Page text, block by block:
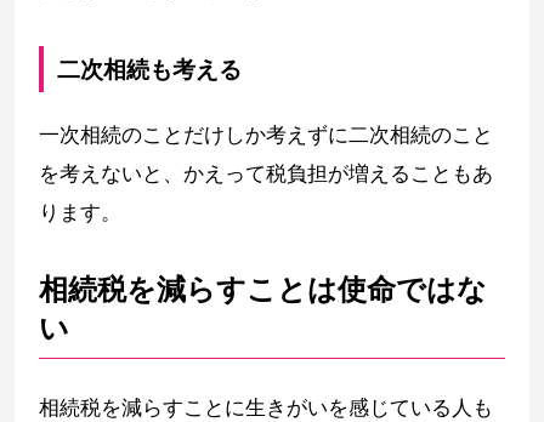
二次相続も考える
一次相続のことだけしか考えずに二次相続のこと
を考えないと、かえって税負担が増えることもあ
ります。
相続税を減らすことは使命ではな
い
相続税を減らすことに生きがいを感じている人も